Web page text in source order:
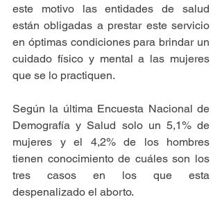
este motivo las entidades de salud
están obligadas a prestar este servicio
en óptimas condiciones para brindar un
cuidado físico y mental a las mujeres
que se lo practiquen.
Según la última Encuesta Nacional de
Demografía y Salud solo un 5,1% de
mujeres y el 4,2% de los hombres
tienen conocimiento de cuáles son los
tres casos en los que esta
despenalizado el aborto.